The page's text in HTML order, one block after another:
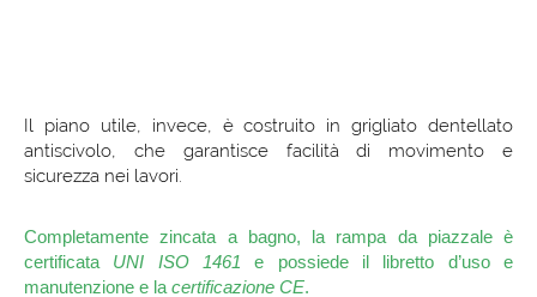
Il piano utile, invece, è costruito in grigliato dentellato
antiscivolo, che garantisce facilità di movimento e
sicurezza nei lavori.
Completamente zincata a bagno, la rampa da piazzale è
certificata UNI ISO 1461e possiede il libretto d’uso e
manutenzione e la certificazione CE.